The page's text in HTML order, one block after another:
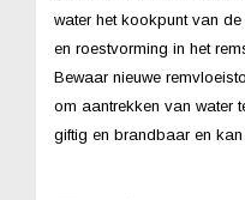
water het kookpunt van
en roestvorming in het
Bewaar nieuwe
om aantrekken van water
giftig en brandbaar en